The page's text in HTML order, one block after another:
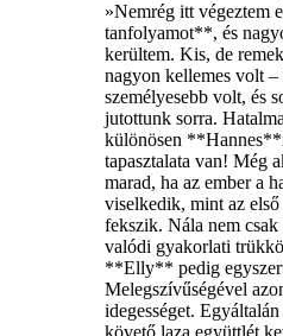
»Nemrég itt végeztem
tanfolyamot**, és
kerültem. Kis, de
nagyon kellemes volt
személyesebb volt, és
jutottunk sorra.
különösen
tapasztalata van! Még
marad, ha az ember a
viselkedik, mint az
fekszik. Nála nem csak
valódi gyakorlati
**Elly** pedig
Melegszívűségével
idegességet.